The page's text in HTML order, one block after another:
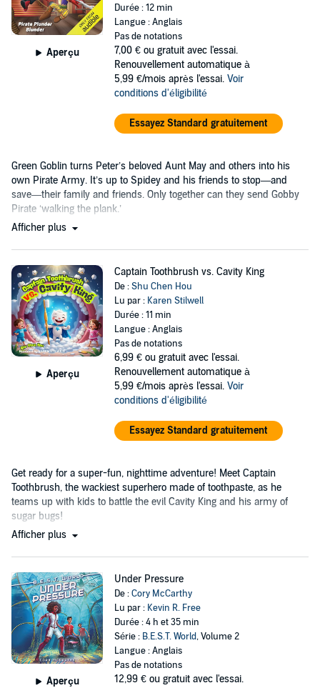
Aperçu
Durée : 12 min
Langue : Anglais
Pas de notations
7,00 € ou gratuit avec l'essai.
Renouvellement automatique à
5,99 €/mois après l'essai. Voir
conditions d'éligibilité
Essayez Standard gratuitement
Green Goblin turns Peter’s beloved Aunt May and others into his
own Pirate Army. It’s up to Spidey and his friends to stop—and
save—their family and friends. Only together can they send Gobby
Pirate ‘walking the plank.’
Afficher plus
Aperçu
Captain Toothbrush vs. Cavity King
De :Shu Chen Hou
Lu par : Karen Stilwell
Durée : 11 min
Langue : Anglais
Pas de notations
6,99 € ou gratuit avec l'essai.
Renouvellement automatique à
5,99 €/mois après l'essai. Voir
conditions d'éligibilité
Essayez Standard gratuitement
Get ready for a super-fun, nighttime adventure! Meet Captain
Toothbrush, the wackiest superhero made of toothpaste, as he
teams up with kids to battle the evil Cavity King and his army of
sugar bugs!
Afficher plus
Aperçu
Under Pressure
De :Cory McCarthy
Lu par : Kevin R. Free
Durée : 4 h et 35 min
Série : B.E.S.T. World, Volume 2
Langue : Anglais
Pas de notations
12,99 € ou gratuit avec l'essai.